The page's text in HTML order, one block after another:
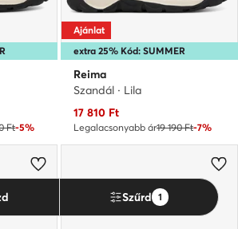
Ft-5%
extra 25% Kód: SUMMER
Ajánlat
Reima
Szandál · Lila
Aktuális ár
17 810 Ft
Legalacsonyabb ár19 190 Ft-7%
Szűrd 1